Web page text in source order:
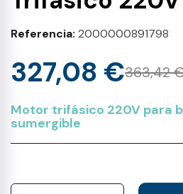
Referencia 2000000891798
363,42
327,08 €
Motor trifásico 220V para
sumergible